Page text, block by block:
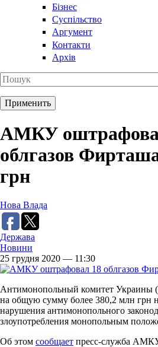
Бізнес
Суспільство
Аргумент
Контакти
Архів
АМКУ
облгазов
грн
Нова Влада
Держава
Новини
25 грудня 2020 — 11:30
Антимонопольный комитет
на общую сумму более 380,2 млн грн
нарушения антимонопольного
злоупотребления монопольным
Об этом сообщает пресс-служба